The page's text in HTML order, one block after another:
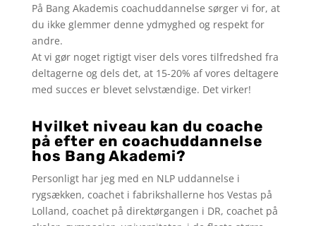
På Bang Akademis coachuddannelse sørger vi for, at
du ikke glemmer denne ydmyghed og respekt for
andre.
At vi gør noget rigtigt viser dels vores tilfredshed fra
deltagerne og dels det, at 15-20% af vores deltagere
med succes er blevet selvstændige. Det virker!
Hvilket niveau kan du coache
på efter en coachuddannelse
hos Bang Akademi?
Personligt har jeg med en NLP uddannelse i
rygsækken, coachet i fabrikshallerne hos Vestas på
Lolland, coachet på direktørgangen i DR, coachet på